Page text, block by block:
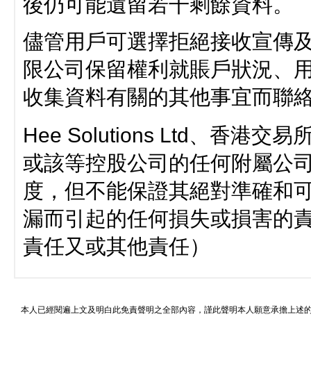
儘管用戶可選擇拒絕接收宣傳
限公司保留權利就賬戶狀況、
收集資料有關的其他事宜而聯
Hee Solutions Ltd、香港交易
或該等控股公司的任何附屬公
度，但不能保證其絕對準確和
漏而引起的任何損失或損害的
責任又或其他責任）
本人已經閱遍上文及明白此免責聲明之全部內容，謹此聲明本人願意承擔上述